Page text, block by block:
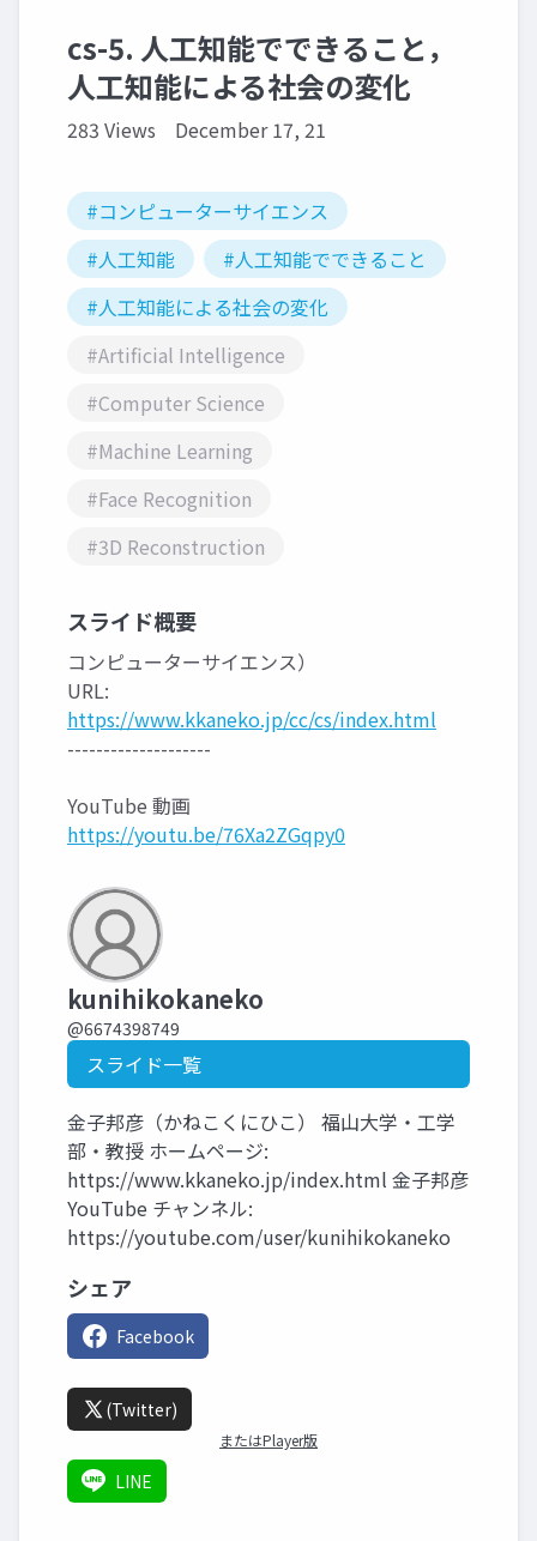
cs-5. 人工知能でできること，
人工知能による社会の変化
283 Views December 17, 21
#コンピューターサイエンス
#人工知能
#人工知能でできること
#人工知能による社会の変化
#Artificial Intelligence
#Computer Science
#Machine Learning
#Face Recognition
#3D Reconstruction
スライド概要
コンピューターサイエンス）
URL:
https://www.kkaneko.jp/cc/cs/index.html
--------------------
YouTube 動画
https://youtu.be/76Xa2ZGqpy0
kunihikokaneko
@6674398749
スライド一覧
金子邦彦（かねこくにひこ） 福山大学・工学
部・教授 ホームページ:
https://www.kkaneko.jp/index.html 金子邦彦
YouTube チャンネル:
https://youtube.com/user/kunihikokaneko
シェア
Facebook
(Twitter)
またはPlayer版
LINE